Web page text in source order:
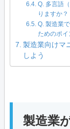
Q. 多言語
りますか？
Q. 製造業
ためのポイ
製造業向けマ
しよう
製造業